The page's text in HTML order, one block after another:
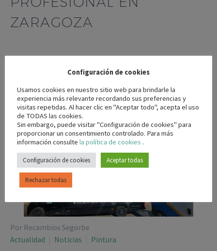
ZARAGOZA
Por Recambios Segorbe
Actualidad
Noticias Pintura
Configuración de cookies
Usamos cookies en nuestro sitio web para brindarle la
experiencia más relevante recordando sus preferencias y
visitas repetidas. Al hacer clic en "Aceptar todo", acepta el uso
de TODAS las cookies.
Sin embargo, puede visitar "Configuración de cookies" para
proporcionar un consentimiento controlado. Para más
información consulte la política de cookies .
Configuración de cookies Aceptar todas
Rechazar todas